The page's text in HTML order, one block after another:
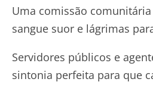
Uma comissão
sangue suor e lágrimas
Servidores públicos e
sintonia perfeita para que